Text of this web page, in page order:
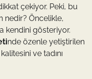
çekiyor. Peki, bu
nedir? Öncelikle,
kendini gösteriyor.
nde özenle yetiştirilen
ve tadını